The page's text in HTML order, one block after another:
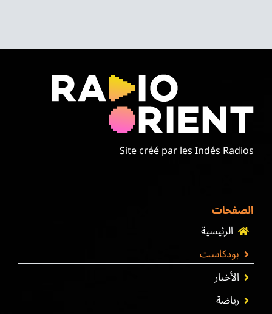
Site créé par les Indés Radios
الصفحات
الرئيسية
بودكاست
الأخبار
رياضة